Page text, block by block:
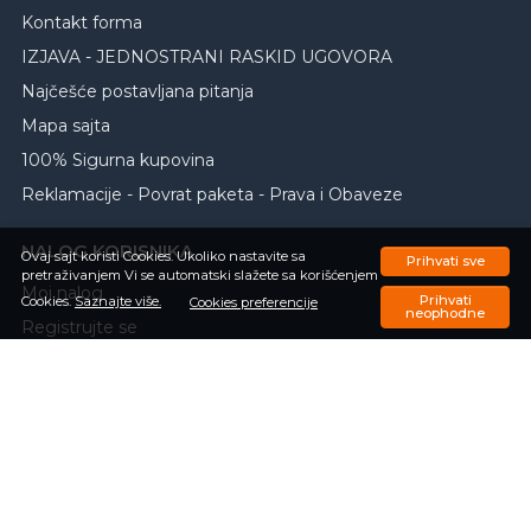
Ovaj sajt koristi Cookies. Ukoliko nastavite sa
pretraživanjem Vi se automatski slažete sa korišćenjem
Cookies.Saznajte više. Cookies preferencije
Prihvati sve
Prihvati
neophodne
Kontakt forma
IZJAVA - JEDNOSTRANI RASKID UGOVORA
Najčešće postavljana pitanja
Mapa sajta
100% Sigurna kupovina
Reklamacije - Povrat paketa - Prava i Obaveze
NALOG KORISNIKA
Moj nalog
Registrujte se